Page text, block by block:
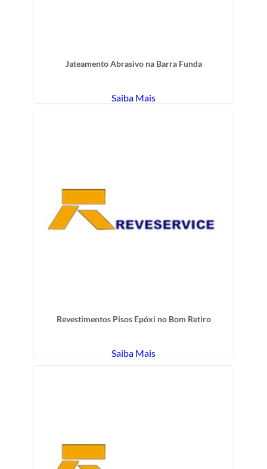
Jateamento Abrasivo na Barra Funda
Saiba Mais
Revestimentos Pisos Epóxi no Bom Retiro
Saiba Mais